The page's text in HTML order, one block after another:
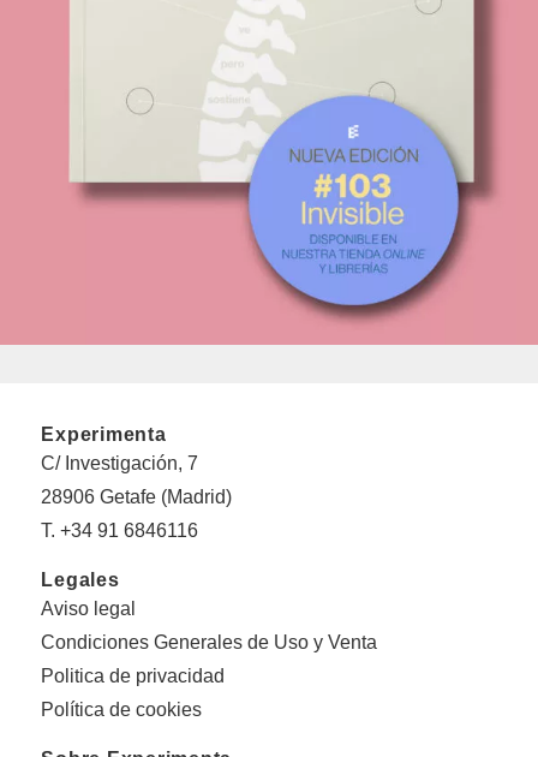
Experimenta
C/ Investigación, 7
28906 Getafe (Madrid)
T. +34 91 6846116
Legales
Aviso legal
Condiciones Generales de Uso y Venta
Politica de privacidad
Política de cookies